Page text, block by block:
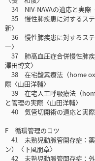
34 NIV-NAVAの適応と実際
35 慢性肺疾患に対するス
新〉
36 慢性肺疾患に対するステ
一〉
37 肺高血圧症合併慢性肺疾
澤田博文〉
38 在宅酸素療法（home
際〈山田洋輔〉
39 在宅人工呼吸療法（
と管理の実際〈山田洋輔〉
40 気管切開術の適応と実際
F 循環管理のコツ
41 未熟児動脈管開存症：薬
ン）〈下風朋章〉
42 未熟児動脈管開存症：外